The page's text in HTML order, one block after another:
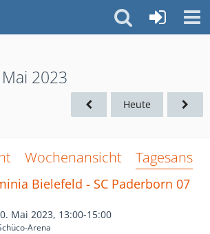
2023
Heute
Wochenansicht
Bielefeld - SC Paderborn 07
Mai 2023, 13:00-15:00
Arena